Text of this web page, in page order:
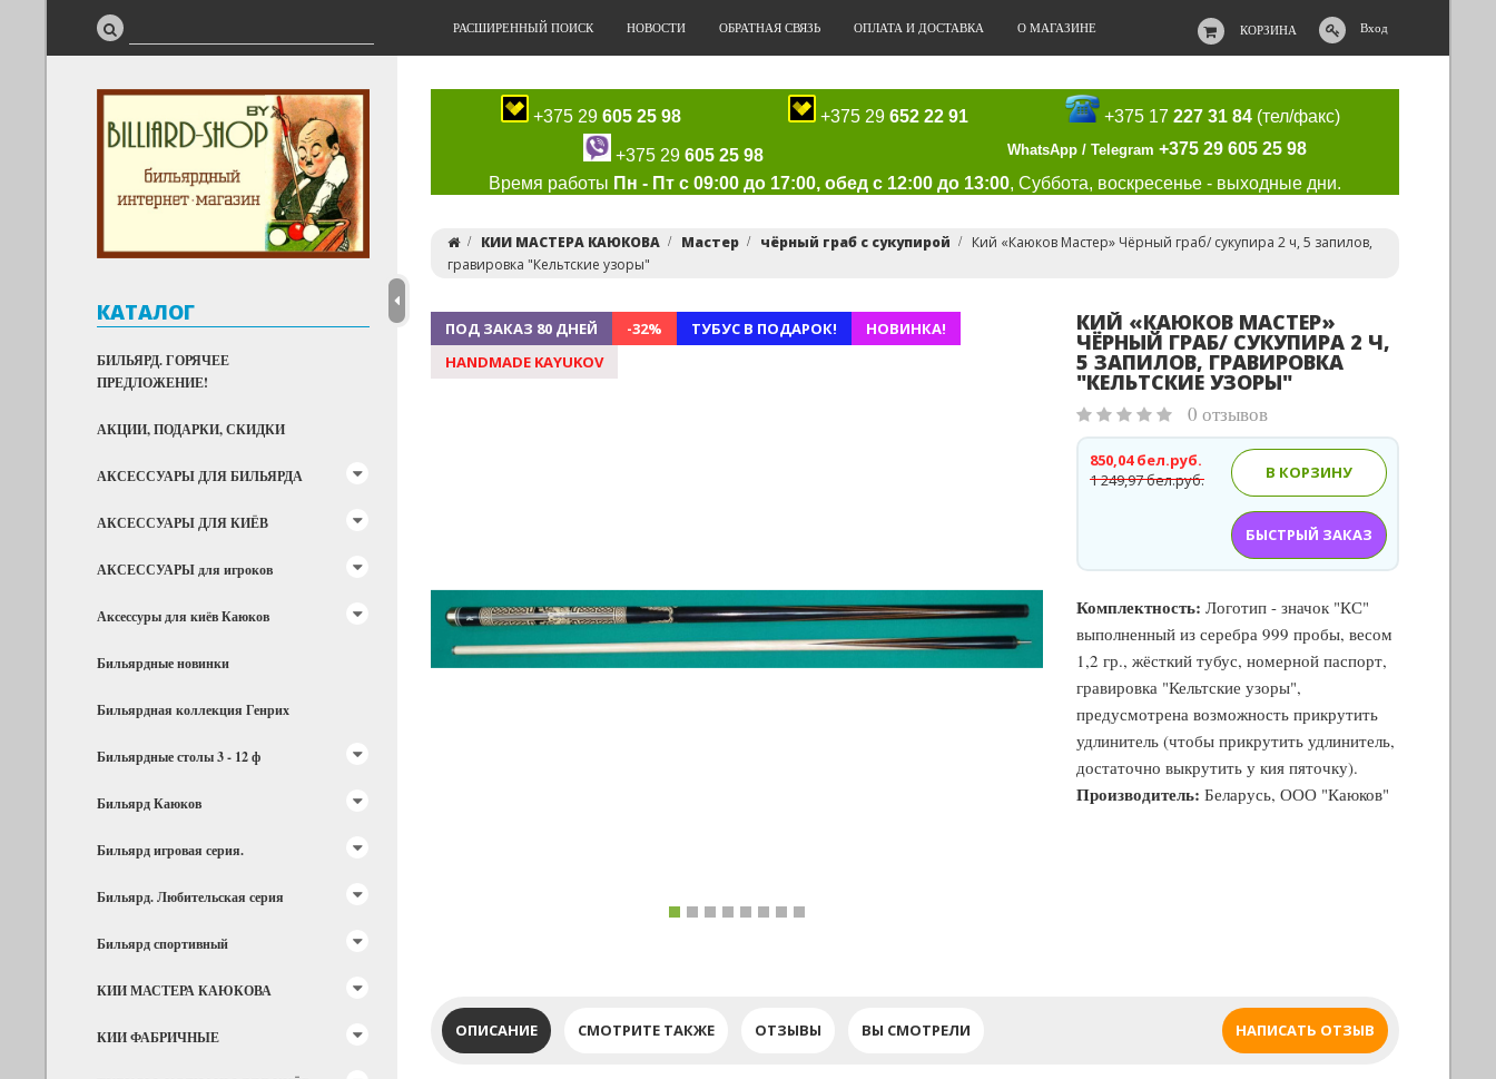
КОРЗИНА Вход
РАСШИРЕННЫЙ ПОИСК НОВОСТИ ОБРАТНАЯ СВЯЗЬ ОПЛАТА И ДОСТАВКА О МАГАЗИНЕ
КАТАЛОГ
БИЛЬЯРД. ГОРЯЧЕЕ
ПРЕДЛОЖЕНИЕ!
АКЦИИ, ПОДАРКИ, СКИДКИ
АКСЕССУАРЫ ДЛЯ БИЛЬЯРДА
АКСЕССУАРЫ ДЛЯ КИЁВ
АКСЕССУАРЫ для игроков
Аксессуры для киёв Каюков
Бильярдные новинки
Бильярдная коллекция Генрих
Бильярдные столы 3 - 12 ф
Бильярд Каюков
Бильярд игровая серия.
Бильярд. Любительская серия
Бильярд спортивный
КИИ МАСТЕРА КАЮКОВА
КИИ ФАБРИЧНЫЕ
+375 29 605 25 98 +375 29 652 22 91 +375 17227 31 84 (тел/факс)
+375 29 605 25 98 WhatsApp / Telegram +375 29 605 25 98
Время работы Пн - Пт с 09:00 до 17:00, обед с 12:00 до 13:00, Суббота, воскресенье - выходные дни.
КИИ МАСТЕРА КАЮКОВА Мастер чёрный граб с сукупирой
Кий «Каюков Мастер» Чёрный граб/ сукупира 2 ч, 5 запилов,
гравировка "Кельтские узоры"
ПОД ЗАКАЗ 80 ДНЕЙ -32% ТУБУС В ПОДАРОК!
НОВИНКА!
HANDMADE KAYUKOV
КИЙ «КАЮКОВ МАСТЕР»
ЧЁРНЫЙ ГРАБ/ СУКУПИРА 2 Ч,
5 ЗАПИЛОВ, ГРАВИРОВКА
"КЕЛЬТСКИЕ УЗОРЫ"
0 отзывов
1 249,97 бел.руб.
850,04 бел.руб.
В КОРЗИНУ
БЫСТРЫЙ ЗАКАЗ
Комплектность: Логотип - значок "КС"
выполненный из серебра 999 пробы, весом
1,2 гр., жёсткий тубус, номерной паспорт,
гравировка "Кельтские узоры",
предусмотрена возможность прикрутить
удлинитель (чтобы прикрутить удлинитель,
достаточно выкрутить у кия пяточку).
Производитель: Беларусь, ООО "Каюков"
ОПИСАНИЕ СМОТРИТЕ ТАКЖЕ ОТЗЫВЫ НАПИСАТЬ ОТЗЫВ
ВЫ СМОТРЕЛИ